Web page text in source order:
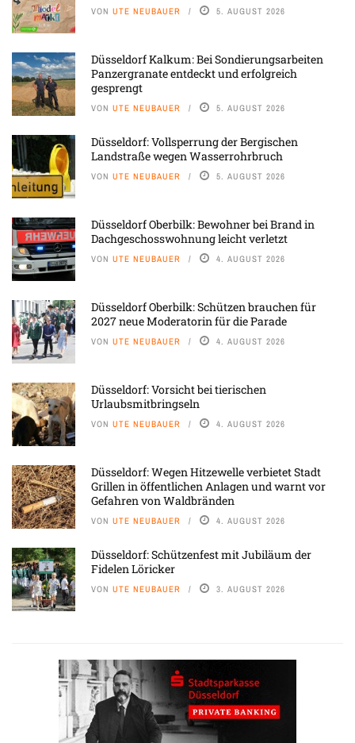
VON UTE NEUBAUER 5. AUGUST 2026
Düsseldorf Kalkum: Bei Sondierungsarbeiten
Panzergranate entdeckt und erfolgreich
gesprengt
VON UTE NEUBAUER 5. AUGUST 2026
Düsseldorf: Vollsperrung der Bergischen
Landstraße wegen Wasserrohrbruch
VON UTE NEUBAUER 5. AUGUST 2026
Düsseldorf Oberbilk: Bewohner bei Brand in
Dachgeschosswohnung leicht verletzt
VON UTE NEUBAUER 4. AUGUST 2026
Düsseldorf Oberbilk: Schützen brauchen für
2027 neue Moderatorin für die Parade
VON UTE NEUBAUER 4. AUGUST 2026
Düsseldorf: Vorsicht bei tierischen
Urlaubsmitbringseln
VON UTE NEUBAUER 4. AUGUST 2026
Düsseldorf: Wegen Hitzewelle verbietet Stadt
Grillen in öffentlichen Anlagen und warnt vor
Gefahren von Waldbränden
VON UTE NEUBAUER 4. AUGUST 2026
Düsseldorf: Schützenfest mit Jubiläum der
Fidelen Löricker
VON UTE NEUBAUER 3. AUGUST 2026